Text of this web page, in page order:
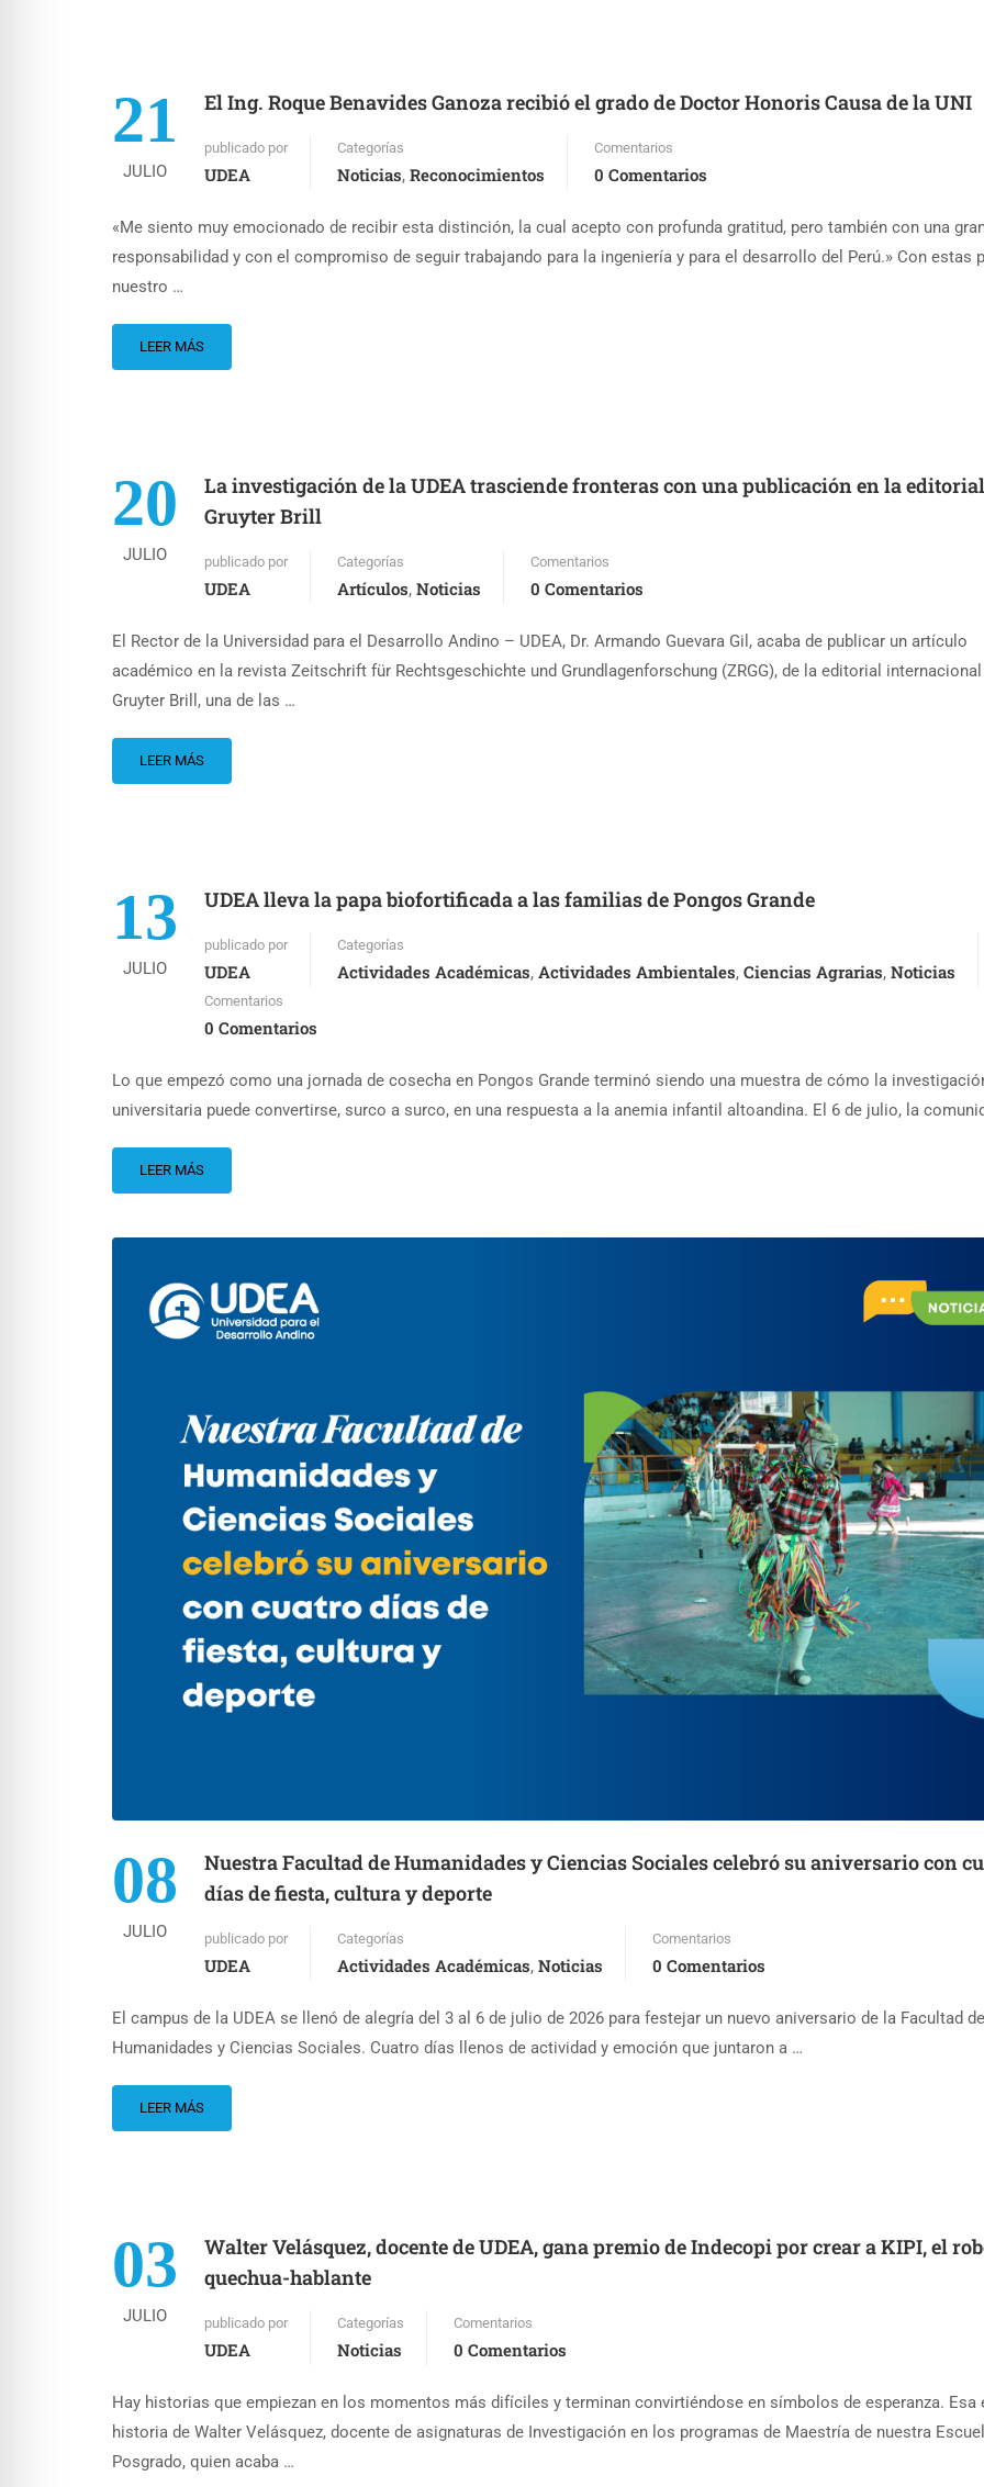
21
JULIO
El Ing. Roque Benavides Ganoza recibió el grado de Doctor Honoris Causa de la UNI
publicado por
UDEA
Categorías
Noticias, Reconocimientos
Comentarios
0 Comentarios
«Me siento muy emocionado de recibir esta distinción, la cual acepto con profunda gratitud, pero también con una
responsabilidad y con el compromiso de seguir trabajando para la ingeniería y para el desarrollo del Perú.» Con estas
nuestro …
LEER MÁS
20
JULIO
La investigación de la UDEA trasciende fronteras con una publicación en la
Gruyter Brill
publicado por
UDEA
Categorías
Artículos, Noticias
Comentarios
0 Comentarios
El Rector de la Universidad para el Desarrollo Andino – UDEA, Dr. Armando Guevara Gil, acaba de publicar un artículo
académico en la revista Zeitschrift für Rechtsgeschichte und Grundlagenforschung (ZRGG), de la editorial internacional
Gruyter Brill, una de las …
LEER MÁS
13
JULIO
UDEA lleva la papa biofortificada a las familias de Pongos Grande
publicado por
UDEA
Categorías
Actividades Académicas, Actividades Ambientales, Ciencias Agrarias, Noticias
Comentarios
0 Comentarios
Lo que empezó como una jornada de cosecha en Pongos Grande terminó siendo una muestra de cómo la
universitaria puede convertirse, surco a surco, en una respuesta a la anemia infantil altoandina. El 6 de julio, la
LEER MÁS
08
JULIO
Nuestra Facultad de Humanidades y Ciencias Sociales celebró su aniversario con
días de fiesta, cultura y deporte
publicado por
UDEA
Categorías
Actividades Académicas, Noticias
Comentarios
0 Comentarios
El campus de la UDEA se llenó de alegría del 3 al 6 de julio de 2026 para festejar un nuevo aniversario de la Facultad de
Humanidades y Ciencias Sociales. Cuatro días llenos de actividad y emoción que juntaron a …
LEER MÁS
03
JULIO
Walter Velásquez, docente de UDEA, gana premio de Indecopi por crear a KIPI, el
quechua-hablante
publicado por
UDEA
Categorías
Noticias
Comentarios
0 Comentarios
Hay historias que empiezan en los momentos más difíciles y terminan convirtiéndose en símbolos de esperanza. Esa
historia de Walter Velásquez, docente de asignaturas de Investigación en los programas de Maestría de nuestra
Posgrado, quien acaba …